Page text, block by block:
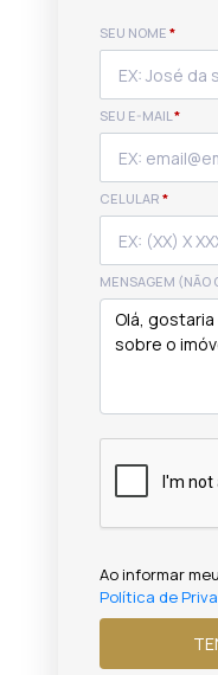
SEU NOME *
SEU E-MAIL*
CELULAR *
MENSAGEM (NÃO
Ao informar
Política de